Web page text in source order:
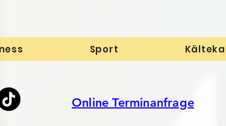
Sport
Online Terminanfrage